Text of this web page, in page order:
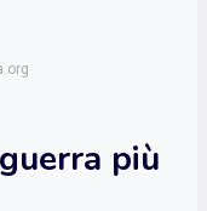
più